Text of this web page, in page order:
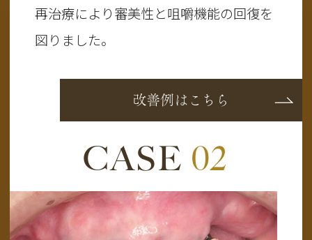
再治療により審美性と咀嚼機能の回復を
図りました。
改善例はこちら
CASE 02